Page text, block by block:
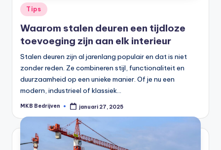
Tips
Waarom stalen deuren een tijdloze
toevoeging zijn aan elk interieur
Stalen deuren zijn al jarenlang populair en dat is niet
zonder reden. Ze combineren stijl, functionaliteit en
duurzaamheid op een unieke manier. Of je nu een
modern, industrieel of klassiek…
MKB Bedrijven januari 27, 2025